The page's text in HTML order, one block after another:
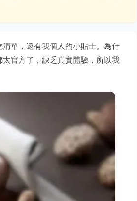
單，還有我個人的小貼士。為什
官方了，缺乏真實體驗，所以我